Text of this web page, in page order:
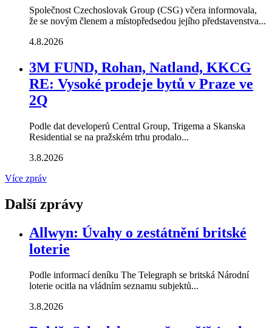
Společnost Czechoslovak Group (CSG) včera informovala,
že se novým členem a místopředsedou jejího představenstva...
4.8.2026
3M FUND, Rohan, Natland, KKCG
RE: Vysoké prodeje bytů v Praze ve
2Q
Podle dat developerů Central Group, Trigema a Skanska
Residential se na pražském trhu prodalo...
3.8.2026
Více zpráv
Další zprávy
Allwyn: Úvahy o zestátnění britské
loterie
Podle informací deníku The Telegraph se britská Národní
loterie ocitla na vládním seznamu subjektů...
3.8.2026